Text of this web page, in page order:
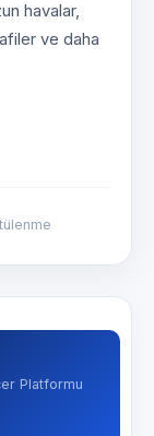
havalar,
ve daha
Platformu